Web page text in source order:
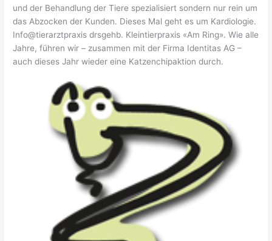
und der Behandlung der Tiere spezialisiert sondern nur rein um
das Abzocken der Kunden. Dieses Mal geht es um Kardiologie.
Info@tierarztpraxis drsgehb. Kleintierpraxis «Am Ring». Wie alle
Jahre, führen wir – zusammen mit der Firma Identitas AG –
auch dieses Jahr wieder eine Katzenchipaktion durch.